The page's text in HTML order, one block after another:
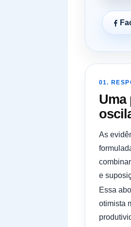
01.
Uma
As
e
Essa
otimista